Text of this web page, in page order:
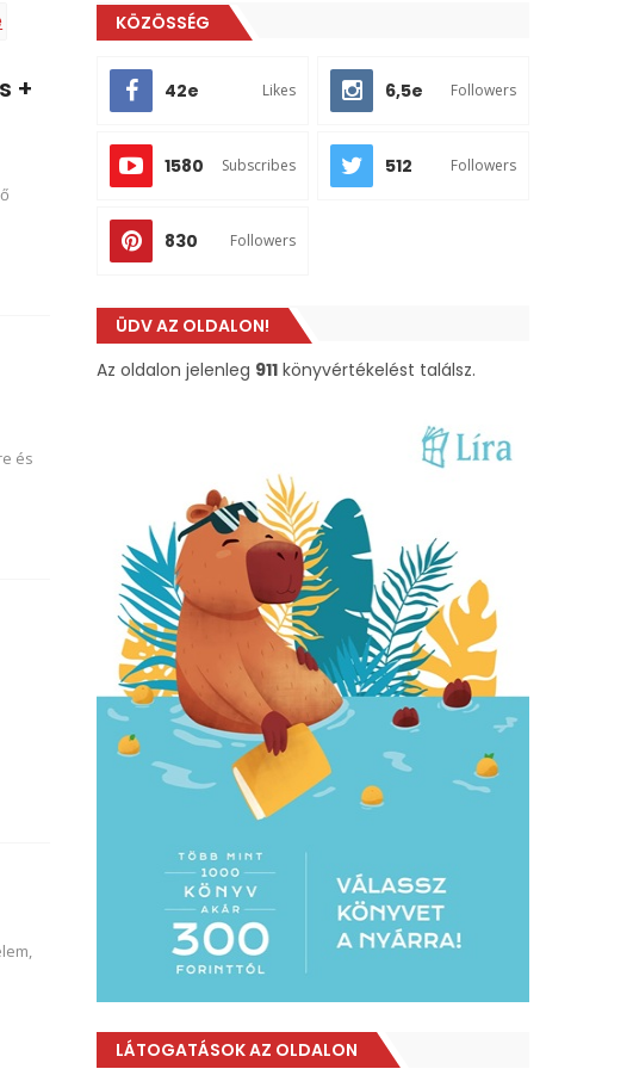
+
és
KÖZÖSSÉG
42e Likes 6,5e Followers
1580 Subscribes 512 Followers
830 Followers
ÜDV AZ OLDALON!
Az oldalon jelenleg 911 könyvértékelést találsz.
LÁTOGATÁSOK AZ OLDALON